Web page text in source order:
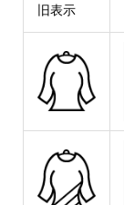
旧表示